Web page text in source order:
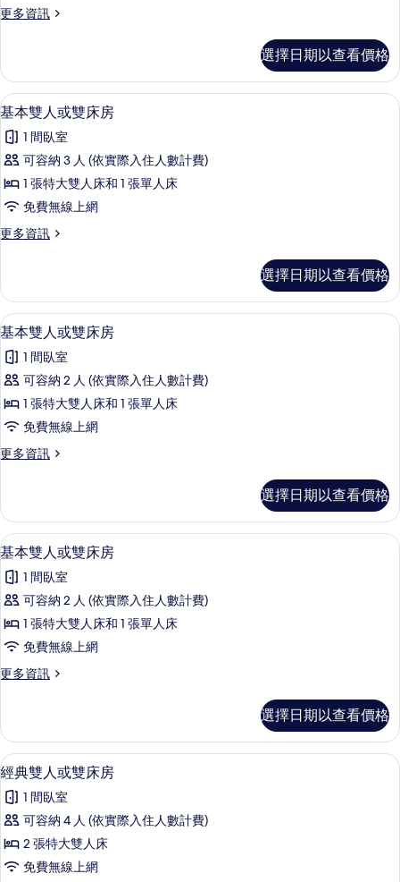
或
床
房
的
所
有
相
片
更多資訊
更
雙
人
或
床
房
詳
情
選擇日期以查看價格
顯
示
基
本
雙
或
床
房
的
所
有
相
片
12
基本雙人或雙床房
1 間臥室
可容納 3 人 (依實際入住人數計費)
1 張特大雙人床和 1 張單人床
免費無線上網
更多資訊
更
雙
人
或
床
房
詳
情
選擇日期以查看價格
顯
示
基
本
雙
或
床
房
的
所
有
相
片
12
基本雙人或雙床房
1 間臥室
可容納 2 人 (依實際入住人數計費)
1 張特大雙人床和 1 張單人床
免費無線上網
更多資訊
更
雙
人
或
床
房
詳
情
選擇日期以查看價格
顯
示
基
本
雙
或
床
房
的
所
有
相
片
12
基本雙人或雙床房
1 間臥室
可容納 2 人 (依實際入住人數計費)
1 張特大雙人床和 1 張單人床
免費無線上網
更多資訊
更
雙
人
或
床
房
詳
情
選擇日期以查看價格
顯
示
經
典
雙
14
經典雙人或雙床房
1 間臥室
可容納 4 人 (依實際入住人數計費)
2 張特大雙人床
免費無線上網